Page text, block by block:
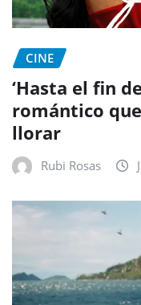
CINE
‘Hasta el fin
romántico
llorar
Rubi Rosas